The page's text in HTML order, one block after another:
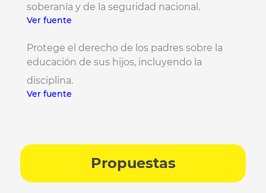
soberanía y de la seguridad nacional.
Ver fuente
Protege el derecho de los padres sobre la
educación de sus hijos, incluyendo la
disciplina.
Ver fuente
Propuestas